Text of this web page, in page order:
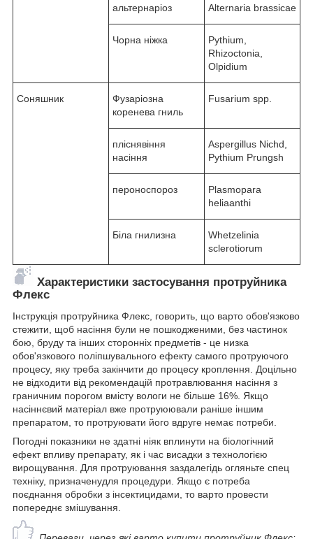
альтернаріоз Alternaria brassicae
Чорна ніжка
Pythium,
Rhizoctonia,
Olpidium
Соняшник
Фузаріозна
коренева гниль
Fusarium spp.
пліснявіння
насіння
Aspergillus Nichd,
Pythium Prungsh
пероноспороз
Plasmopara
heliaanthi
Біла гнилизна
Whetzelinia
sclerotiorum
Характеристики застосування протруйника
Флекс
Інструкція протруйника Флекс, говорить, що варто обов'язково
стежити, щоб насіння були не пошкодженими, без частинок
бою, бруду та інших сторонніх предметів - це низка
обов'язкового поліпшувального ефекту самого протруючого
процесу, яку треба закінчити до процесу кроплення. Доцільно
не відходити від рекомендацій протравлювання насіння з
граничним порогом вмісту вологи не більше 16%. Якщо
насіннєвий матеріал вже протруюювали раніше іншим
препаратом, то протруювати його вдруге немає потреби.
Погодні показники не здатні ніяк вплинути на біологічний
ефект впливу препарату, як і час висадки з технологією
вирощування. Для протруювання заздалегідь огляньте спец
техніку, призначенудля процедури. Якщо є потреба
поєднання обробки з інсектицидами, то варто провести
попереднє змішування.